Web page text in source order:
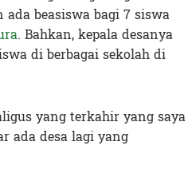
ada beasiswa bagi 7 siswa
. Bahkan, kepala desanya
di berbagai sekolah di
yang terkahir yang saya
ada desa lagi yang